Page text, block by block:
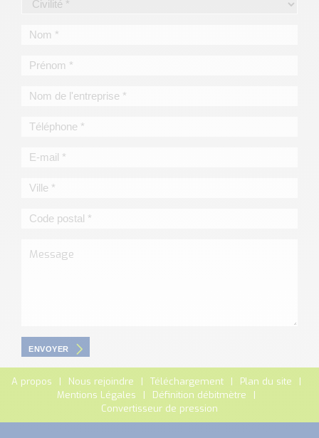
ENVOYER
A propos Nous rejoindre Téléchargement
Plan du site
Mentions Légales
Définition débitmètre
Convertisseur de pression